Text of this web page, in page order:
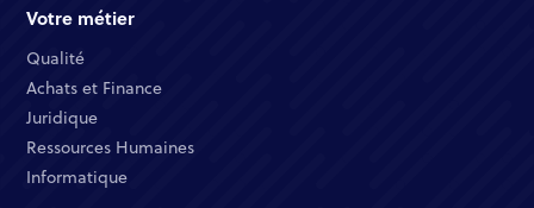
Votre métier
Qualité​
Achats et Finance ​
Juridique​​
Ressources Humaines​
Informatique ​